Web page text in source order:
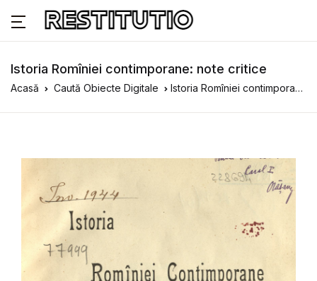
Istoria Romîniei contimporane: note critice
Acasă Caută Obiecte Digitale Istoria Romîniei contimporane: note critice